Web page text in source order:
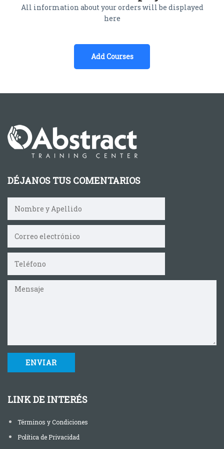
All information about your orders will be displayed
here
Add Courses
DÉJANOS TUS COMENTARIOS
LINK DE INTERÉS
Términos y Condiciones
Política de Privacidad